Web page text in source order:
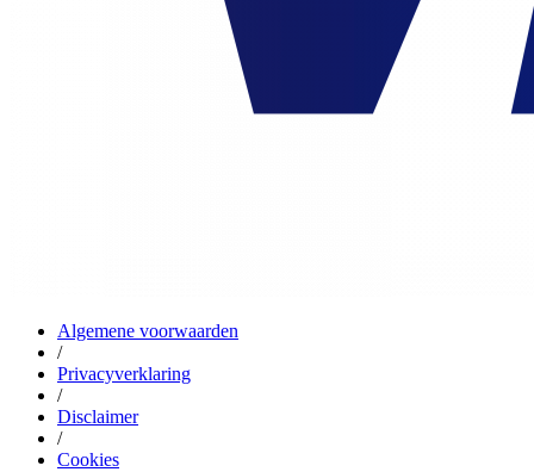
Algemene voorwaarden
/
Privacyverklaring
/
Disclaimer
/
Cookies